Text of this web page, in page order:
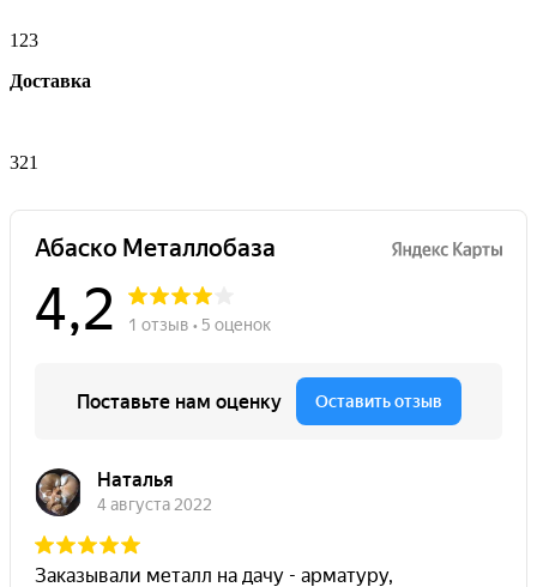
123
Доставка
321